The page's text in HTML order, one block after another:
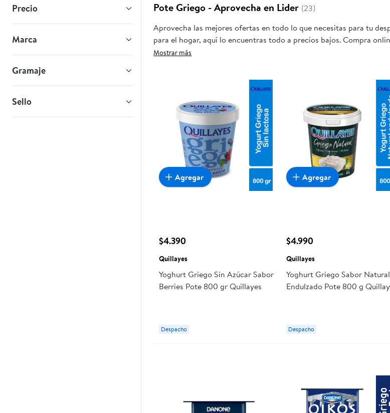
Precio
Marca
Gramaje
Sello
Pote Griego - Aprovecha en Lider (23)
Aprovecha las mejores ofertas en todo lo que necesitas para tu
para el hogar, aquí lo encuentras todo a precios bajos. Compra
realmente conveniente para ti y tu familia.
Mostrar más
$4.390
Quillayes
Yoghurt Griego Sin Azúcar Sabor
Berries Pote 800 gr Quillayes
Despacho
Agregar
$4.990
Quillayes
Yoghurt Griego Sabor Natural
Endulzado Pote 800 g
Despacho
Agregar